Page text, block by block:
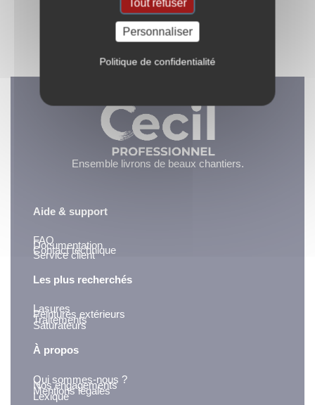
bricoleurs experts
protéger et embellir
Ensemble livrons de beaux chantiers.
Aide & support
FAQ
Documentation
Contact technique
Service client
Les plus recherchés
Lasures
Peintures extérieurs
Traitements
Saturateurs
À propos
Qui sommes-nous ?
Nos engagements
Mentions légales
Lexique
Tout refuser
Personnaliser
Politique de confidentialité